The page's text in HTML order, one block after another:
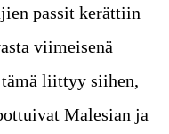
passit kerättiin
viimeisenä
liittyy siihen,
Malesian ja